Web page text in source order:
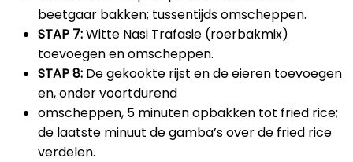
beetgaar bakken; tussentijds omscheppen.
STAP 7:Witte Nasi Trafasie (roerbakmix)
toevoegen en omscheppen.
STAP 8: De gekookte rijst en de eieren toevoegen
en, onder voortdurend
omscheppen, 5 minuten opbakken tot fried rice;
de laatste minuut de gamba’s over de fried rice
verdelen.